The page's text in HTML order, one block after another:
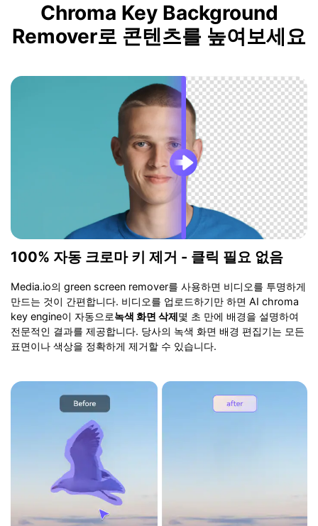
Chroma Key Background
Remover로 콘텐츠를 높여보세요
100% 자동 크로마 키 제거 - 클릭 필요 없음
Media.io의 green screen remover를 사용하면 비디오를 투명하게
만드는 것이 간편합니다. 비디오를 업로드하기만 하면 AI chroma
key engine이 자동으로녹색 화면 삭제몇 초 만에 배경을 설명하여
전문적인 결과를 제공합니다. 당사의 녹색 화면 배경 편집기는 모든
표면이나 색상을 정확하게 제거할 수 있습니다.